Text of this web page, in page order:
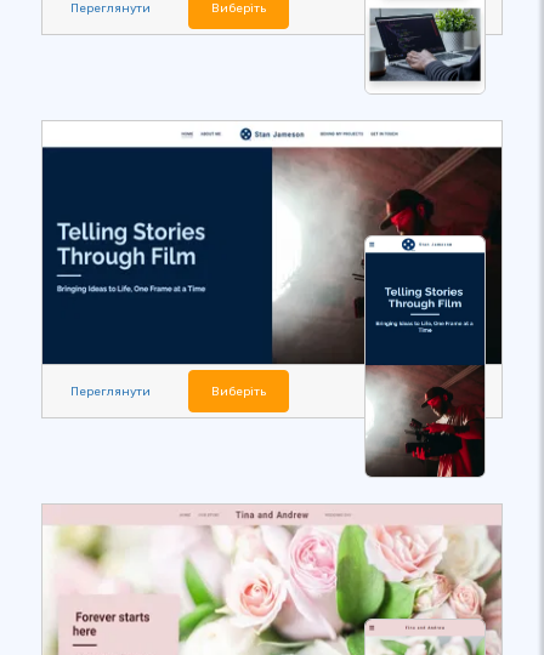
Переглянути Виберіть
Переглянути Виберіть